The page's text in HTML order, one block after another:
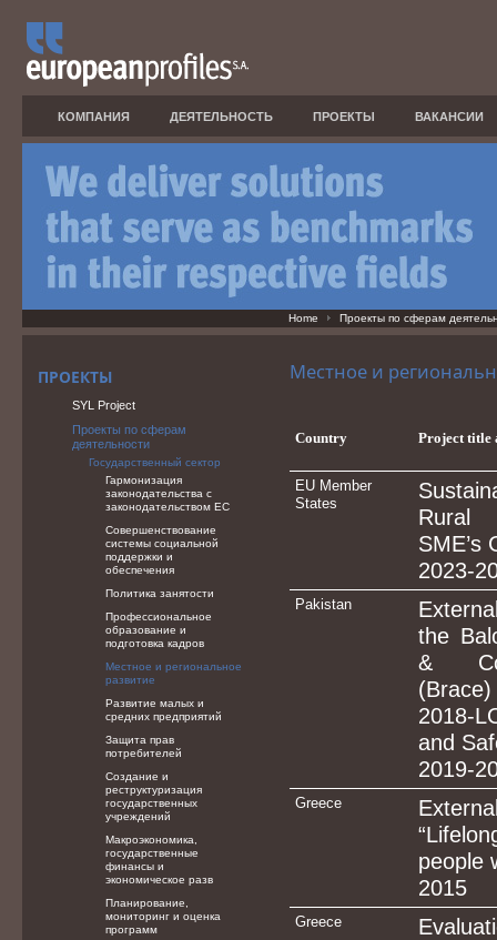
КОМПАНИЯ ДЕЯТЕЛЬНОСТЬ ПРОЕКТЫ ВАКАНСИИ
Home Проекты по сферам
Местное и
Country Project title
EU Member
States
Rural
SME’s
2023-
Pakistan
the
&
2018-
and
2019-
Greece
people
2015
Greece
ПРОЕКТЫ
SYL Project
Проекты по сферам
деятельности
Государственный сектор
Гармонизация
законодательства с
законодательством ЕС
Совершенствование
системы социальной
поддержки и
обеспечения
Политика занятости
Профессиональное
образование и
подготовка кадров
Местное и региональное
развитие
Развитие малых и
средних предприятий
Защита прав
потребителей
Создание и
реструктуризация
государственных
учреждений
Макроэкономика,
государственные
финансы и
экономическое разв
Планирование,
мониторинг и оценка
программ